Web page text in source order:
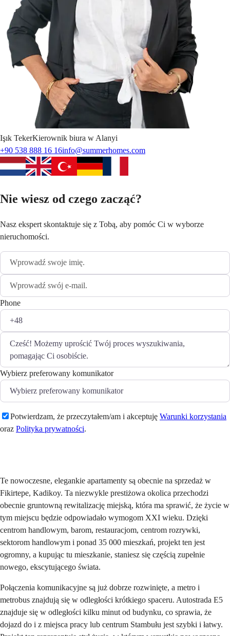
Işık TekerKierownik biura w Alanyi
+90 538 888 16 16info@summerhomes.com
Nie wiesz od czego zacząć?
Nasz ekspert skontaktuje się z Tobą, aby pomóc Ci w wyborze
nieruchomości.
Phone
Wybierz preferowany komunikator
Potwierdzam, że przeczytałem/am i akceptuję Warunki korzystania
oraz Polityka prywatności.
Te nowoczesne, elegankie apartamenty są obecnie na sprzedaż w
Fikirtepe, Kadikoy. Ta niezwykle prestiżowa okolica przechodzi
obecnie gruntowną rewitalizację miejską, która ma sprawić, że życie w
tym miejscu będzie odpowiadało wymogom XXI wieku. Dzięki
centrom handlowym, barom, restauracjom, centrom rozrywki,
sektorom handlowym i ponad 35 000 mieszkań, projekt ten jest
ogromny, a kupując tu mieszkanie, staniesz się częścią zupełnie
nowego, ekscytującego świata.
Połączenia komunikacyjne są już dobrze rozwinięte, a metro i
metrobus znajdują się w odległości krótkiego spaceru. Autostrada E5
znajduje się w odległości kilku minut od budynku, co sprawia, że
dojazd do i z miejsca pracy lub centrum Stambułu jest szybki i łatwy.